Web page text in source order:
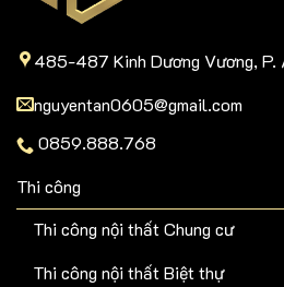
485-487 Kinh Dương Vương, P.
nguyentan0605@gmail.com
0859.888.768
Thi công
Thi công nội thất Chung cư
Thi công nội thất Biệt thự